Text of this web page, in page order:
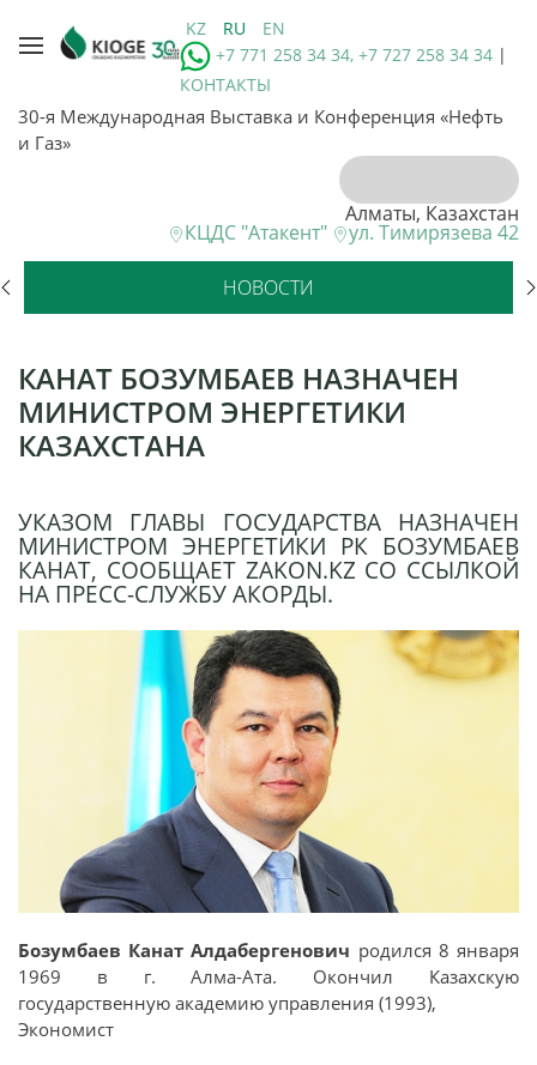
KZ RU
EN
+7 771 258 34 34, +7 727 258 34 34 |
КОНТАКТЫ
30-я Международная Выставка и Конференция «Нефть
и Газ»
Алматы, Казахстан
КЦДС "Атакент" ул. Тимирязева 42
НОВОСТИ
КАНАТ БОЗУМБАЕВ НАЗНАЧЕН
МИНИСТРОМ ЭНЕРГЕТИКИ
КАЗАХСТАНА
УКАЗОМ ГЛАВЫ ГОСУДАРСТВА НАЗНАЧЕН
МИНИСТРОМ ЭНЕРГЕТИКИ РК БОЗУМБАЕВ
КАНАТ, СООБЩАЕТ ZAKON.KZ СО ССЫЛКОЙ
НА ПРЕСС-СЛУЖБУ АКОРДЫ.
Бозумбаев Канат Алдабергенович родился 8 января
1969 в г. Алма-Ата. Окончил Казахскую
государственную академию управления (1993),
Экономист